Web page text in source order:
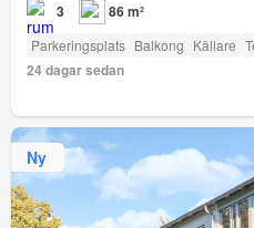
3 86 m²
Parkeringsplats Balkong Källare
24 dagar sedan
Ny